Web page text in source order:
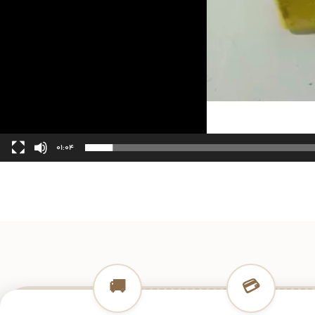
01:04
💳
🚚